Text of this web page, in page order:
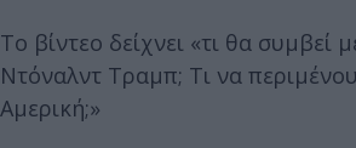
Το βίντεο δείχνει «τι θα συμβεί
Ντόναλντ Τραμπ; Τι να
Αμερική;»